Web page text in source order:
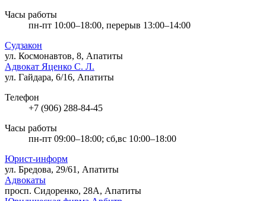
Часы работы
пн-пт 10:00–18:00, перерыв 13:00–14:00
Судзакон
ул. Космонавтов, 8, Апатиты
Адвокат Яценко С. Л.
ул. Гайдара, 6/16, Апатиты
Телефон
+7 (906) 288-84-45
Часы работы
пн-пт 09:00–18:00; сб,вс 10:00–18:00
Юрист-информ
ул. Бредова, 29/61, Апатиты
Адвокаты
просп. Сидоренко, 28А, Апатиты